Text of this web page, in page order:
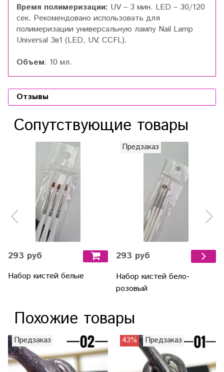
Время полимеризации: UV – 3 мин. LED – 30/120
сек. Рекомендовано использовать для
полимеризации универсальную лампу Nail Lamp
Universal 3в1 (LED, UV, CCFL).
Объем: 10 мл.
Отзывы
Сопутствующие товары
293 руб
Набор кистей белые
Предзаказ
293 руб
Набор кистей бело-
розовый
Похожие товары
Предзаказ 43% Предзаказ